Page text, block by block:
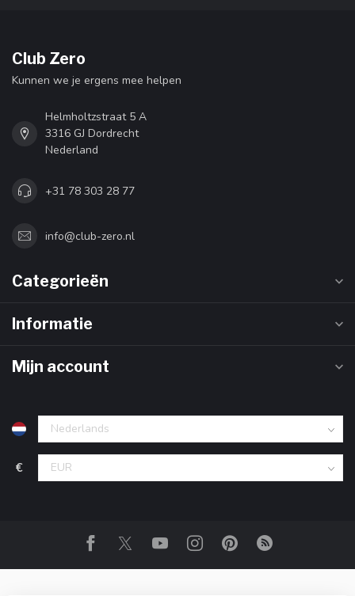
Club Zero
Kunnen we je ergens mee helpen
Helmholtzstraat 5 A
3316 GJ Dordrecht
Nederland
+31 78 303 28 77
info@club-zero.nl
Categorieën
Informatie
Mijn account
€